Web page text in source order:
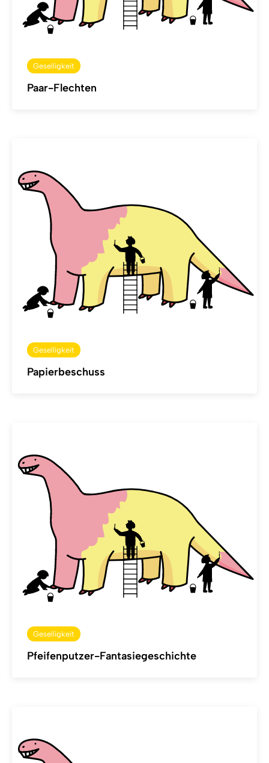
Geselligkeit
Paar-Flechten
Geselligkeit
Papierbeschuss
Geselligkeit
Pfeifenputzer-Fantasiegeschichte